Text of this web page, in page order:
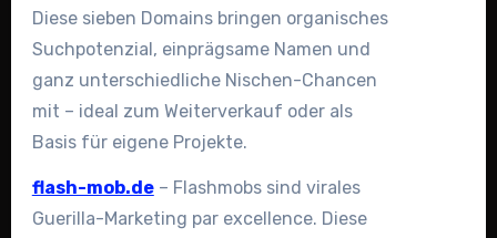
Diese sieben Domains bringen organisches
Suchpotenzial, einprägsame Namen und
ganz unterschiedliche Nischen-Chancen
mit – ideal zum Weiterverkauf oder als
Basis für eigene Projekte.
flash-mob.de– Flashmobs sind virales
Guerilla-Marketing par excellence. Diese